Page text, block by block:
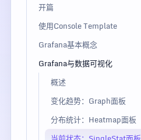
开篇
使用Console Template
Grafana基本概念
Grafana与数据可视化
概述
变化趋势：Graph面板
分布统计：Heatmap面板